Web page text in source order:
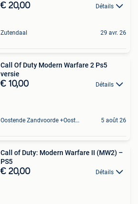
€ 20,00 Détails
Zutendaal 29 avr. 26
Call Of Duty Modern Warfare 2 Ps5
versie
€ 10,00 Détails
Oostende Zandvoorde +Oostende 5 août 26
Call of Duty: Modern Warfare II (MW2) –
PS5
€ 20,00 Détails